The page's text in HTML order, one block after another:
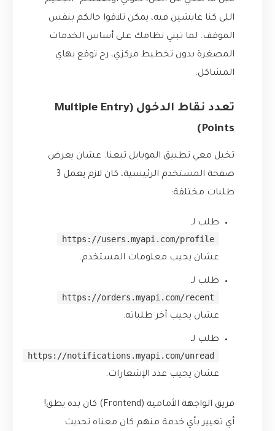
اللي كنا عايشين فيه، يمكن تلاقوا حالكم بنفس
الموقف. لما تبني نظامك على أساس الخدمات
المصغرة بدون تخطيط مركزي، رح توقع بهاي
المشاكل:
تعدد نقاط الدخول (Multiple Entry
Points)
تخيل معي تطبيق الموبايل تبعنا. عشان يعرض
صفحة المستخدم الرئيسية، كان لازم يعمل 3
طلبات مختلفة:
طلب لـ
https://users.myapi.com/profile
عشان يجيب معلومات المستخدم.
طلب لـ
https://orders.myapi.com/recent
عشان يجيب آخر طلباته.
طلب لـ
https://notifications.myapi.com/unread
عشان يجيب عدد الإشعارات.
فريق الواجهة الأمامية (Frontend) كان بده يطق!
أي تغيير بأي خدمة منهم كان معناه تحديث